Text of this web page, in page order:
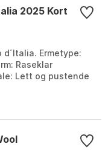
2025 Kort
Ermetype:
Raseklar
Lett og pustende